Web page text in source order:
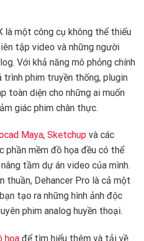
là một công cụ không thể thiếu
tập video và những người
Với khả năng mô phỏng chính
trình phim truyền thống, plugin
toàn diện cho những ai muốn
giác phim chân thực.
Maya, Sketchup và các
phần mềm đồ họa đều có thể
tầm dự án video của mình.
thuần, Dehancer Pro là cả một
tạo ra những hình ảnh độc
phim analog huyền thoại.
họa để tìm hiểu thêm và tải về